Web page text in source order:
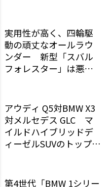
実用性が高く、四輪駆
動の頑丈なオールラウ
ンダー 新型「スバル
フォレスター」は悪路
アウディ Q5対BMW X3
対メルセデス GLC マ
イルドハイブリッドデ
ィーゼルSUVのトップモ
第4世代「BMW 1シリー